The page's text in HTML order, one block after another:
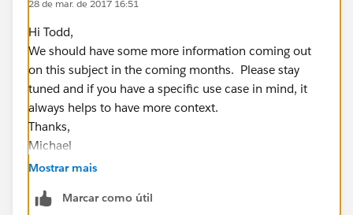
28 de mar. de 2017 16:51
Hi Todd,
We should have some more information coming out
on this subject in the coming months. Please stay
tuned and if you have a specific use case in mind, it
always helps to have more context.
Thanks,
Michael
Mostrar mais
Marcar como útil